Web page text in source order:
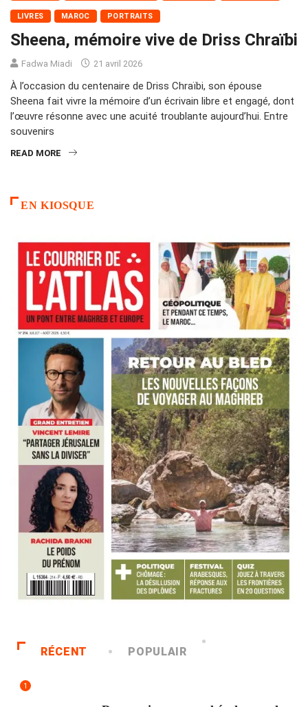
LIVRES MAROC PORTRAITS
Sheena, mémoire vive de Driss Chraïbi
Fadwa Miadi 21 avril 2026
À l’occasion du centenaire de Driss Chraïbi, son épouse
Sheena fait vivre la mémoire d’un écrivain libre et engagé, dont
l’œuvre résonne avec une acuité troublante aujourd’hui. Entre
souvenirs
READ MORE
EN KIOSQUE
RÉCENT POPULAIR
1